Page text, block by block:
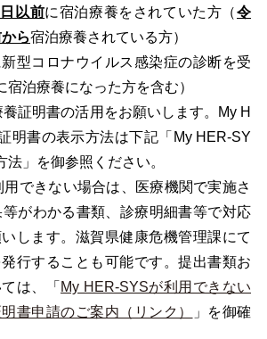
以前に宿泊療養をされていた方（令
ら宿泊療養されている方）
型コロナウイルス感染症の診断を受
宿泊療養になった方を含む）
証明書の活用をお願いします。My H
明書の表示方法は下記「My HER-SY
」を御参照ください。
できない場合は、医療機関で実施さ
がわかる書類、診療明細書等で対応
します。滋賀県健康危機管理課にて
行することも可能です。提出書類お
は、「 My HER-SYSが利用できない
書申請のご案内（リンク）
」を御確